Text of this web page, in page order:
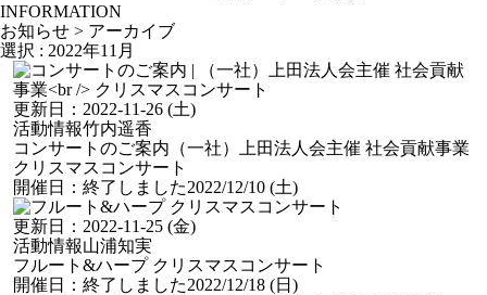
INFORMATION
お知らせ > アーカイブ
選択 : 2022年11月
更新日： 2022-11-26 (土)
活動情報竹内遥香
コンサートのご案内 （一社）上田法人会主催 社会貢献事業
クリスマスコンサート
開催日： 終了しました2022/12/10 (土)
更新日： 2022-11-25 (金)
活動情報山浦知実
フルート&ハープ クリスマスコンサート
開催日： 終了しました2022/12/18 (日)